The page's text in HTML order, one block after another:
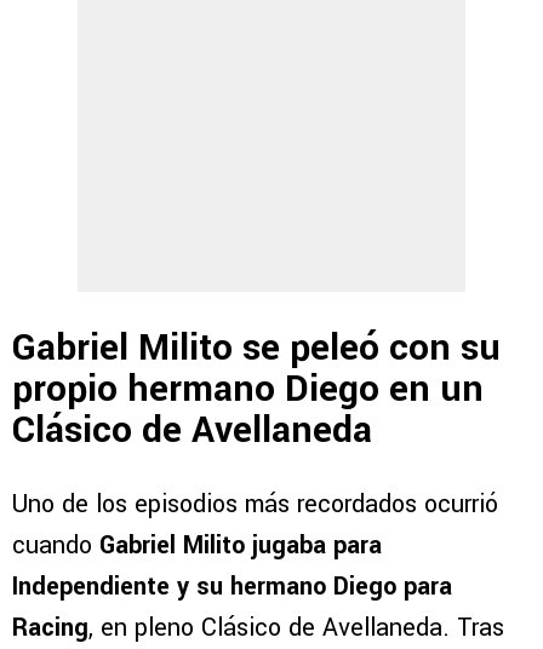
Gabriel Milito se peleó con su
propio hermano Diego en un
Clásico de Avellaneda
Uno de los episodios más recordados ocurrió
cuando Gabriel Milito jugaba para
Independiente y su hermano Diego para
Racing, en pleno Clásico de Avellaneda. Tras